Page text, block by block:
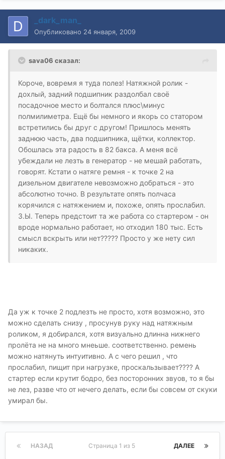
_dark_man_
Опубликовано 24 января, 2009
sava06 сказал:
Короче, вовремя я туда полез! Натяжной ролик -
дохлый, задний подшипник раздолбал своё
посадочное место и болтался плюс\минус
полмилиметра. Ещё бы немного и якорь со статором
встретились бы друг с другом! Пришлось менять
заднюю часть, два подшипника, щётки, коллектор.
Обошлась эта радость в 82 бакса. А меня всё
убеждали не лезть в генератор - не мешай работать,
говорят. Кстати о натяге ремня - к точке 2 на
дизельном двигателе невозможно добраться - это
абсолютно точно. В результате опять полчаса
корячился с натяжением и, похоже, опять прослабил.
З.Ы. Теперь предстоит та же работа со стартером - он
вроде нормально работает, но отходил 180 тыс. Есть
смысл вскрыть или нет????? Просто у же нету сил
никаких.
Да уж к точке 2 подлезть не просто, хотя возможно, это
можно сделать снизу , просунув руку над натяжным
роликом, я добирался, хотя визуально длинна нижнего
пролёта не на много мнеьше. соответственно. ремень
можно натянуть интуитивно. А с чего решил , что
прослабил, пищит при нагрузке, проскальзывает???? А
стартер если крутит бодро, без посторонних звуов, то я бы
не лез, разве что от нечего делать, если бы совсем от скуки
умирал бы.
НАЗАД ДАЛЕЕ
Страница 1 из 5